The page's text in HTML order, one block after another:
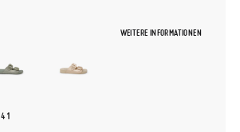
WEITERE INFORMATIONEN
41